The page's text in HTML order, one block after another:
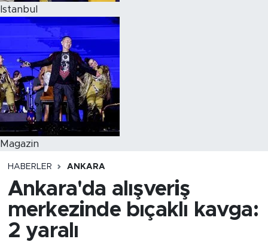
Istanbul
Magazin
HABERLER ANKARA
Ankara'da alışveriş
merkezinde bıçaklı kavga:
2 yaralı